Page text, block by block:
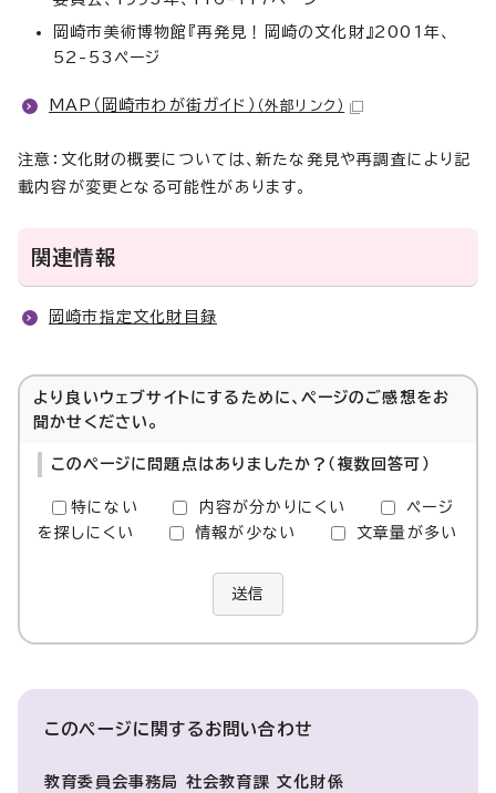
岡崎市美術博物館『再発見！岡崎の文化財』2001年、
52-53ページ
MAP（岡崎市わが街ガイド） （外部リンク）
注意：文化財の概要については、新たな発見や再調査により記
載内容が変更となる可能性があります。
関連情報
岡崎市指定文化財目録
より良いウェブサイトにするために、ページのご感想をお
聞かせください。
このページに問題点はありましたか？（複数回答可）
特にない 内容が分かりにくい
ページ
を探しにくい
情報が少ない 文章量が多い
送信
このページに関するお問い合わせ
教育委員会事務局 社会教育課 文化財係